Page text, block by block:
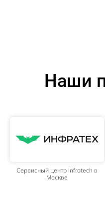
Наши
Сервисный центр Infratech в
Москве